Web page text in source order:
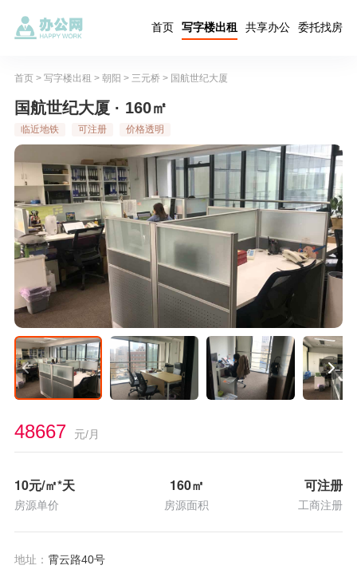
首页 写字楼出租 共享办公 委托找房
首页> 写字楼出租 > 朝阳 > 三元桥 > 国航世纪大厦
国航世纪大厦 · 160㎡
临近地铁 可注册 价格透明
48667 元/月
10元/㎡*天
房源单价
160㎡
房源面积
可注册
工商注册
地址： 霄云路40号